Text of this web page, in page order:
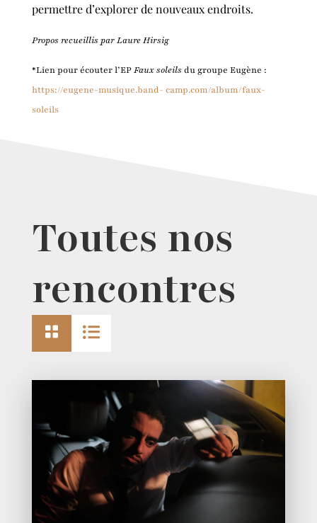
permettre d’explorer de nouveaux endroits.
Propos recueillis par Laure Hirsig
*Lien pour écouter l’EPFaux soleilsdu groupe Eugène :
https://eugene-musique.band- camp.com/album/faux-
soleils
Toutes nos
rencontres
 